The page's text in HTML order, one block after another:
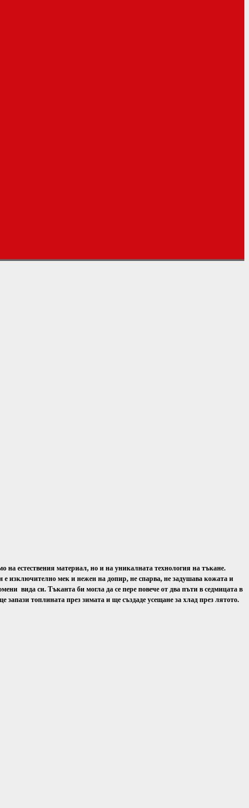
естествения материал, но и на уникалната технология на тъкане.
е изключително мек и нежен на допир, не спарва, не задушава кожата и
вида си. Тъканта би могла да се пере повече от два пъти в седмицата в
запази топлината през зимата и ще създаде усещане за хлад през лятото.